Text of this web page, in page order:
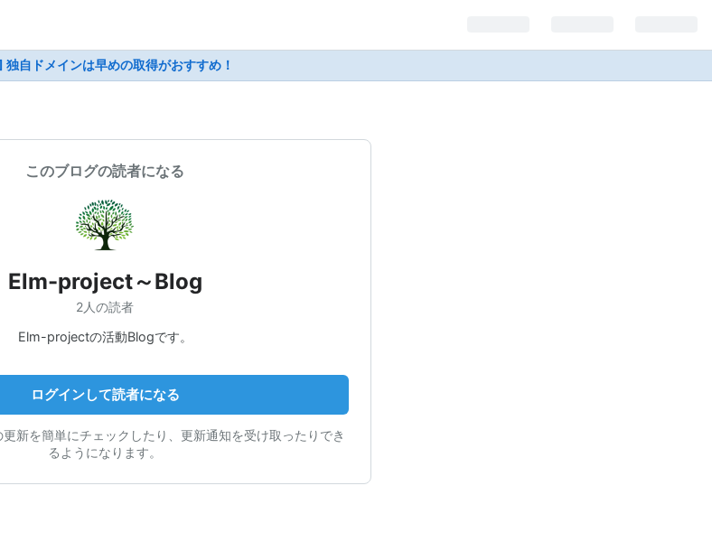
独自ドメインは早めの取得がおすすめ！
このブログの読者になる
Elm-project～Blog
2人の読者
Elm-projectの活動Blogです。
ログインして読者になる
新を簡単にチェックしたり、更新通知を受け取ったりでき
るようになります。